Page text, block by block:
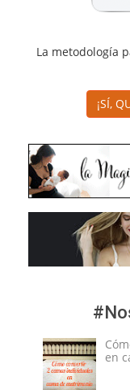
La metodología
¡SÍ,
en